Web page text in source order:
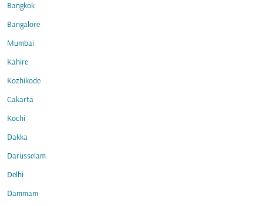
Bangkok
Bangalore
Mumbai
Kahire
Kozhikode
Cakarta
Kochi
Dakka
Darüsselam
Delhi
Dammam